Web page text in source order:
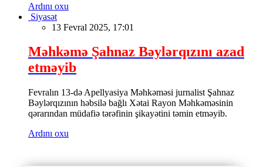
Ardını oxu
Siyasət
13 Fevral 2025, 17:01
Məhkəmə Şahnaz Bəylərqızını azad
etməyib
Fevralın 13-də Apellyasiya Məhkəməsi jurnalist Şahnaz
Bəylərqızının həbsilə bağlı Xətai Rayon Məhkəməsinin
qərarından müdafiə tərəfinin şikayətini təmin etməyib.
Ardını oxu